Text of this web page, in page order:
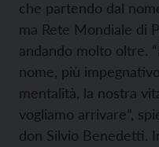
che partendo dal
ma Rete Mondiale di
andando molto oltre.
nome, più
mentalità, la nostra
vogliamo arrivare”,
don Silvio Benedetti.